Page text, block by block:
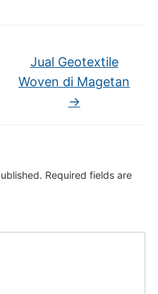
Jual Geotextile
Woven di Magetan
→
Required fields are